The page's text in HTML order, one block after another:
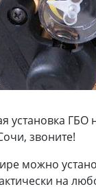
установка ГБО
звоните!
можно
на